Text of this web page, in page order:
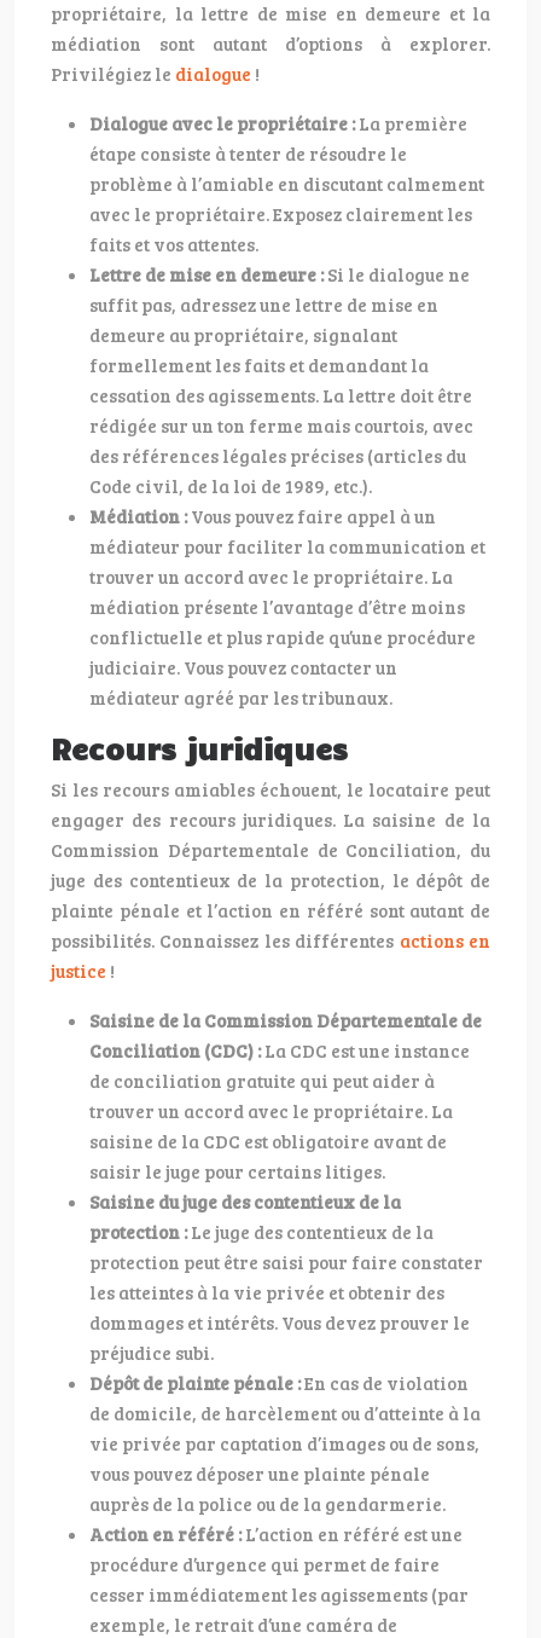
propriétaire, la lettre de mise en demeure et la
médiation sont autant d’options à explorer.
Privilégiez le dialogue !
Dialogue avec le propriétaire :La première
étape consiste à tenter de résoudre le
problème à l’amiable en discutant calmement
avec le propriétaire. Exposez clairement les
faits et vos attentes.
Lettre de mise en demeure :Si le dialogue ne
suffit pas, adressez une lettre de mise en
demeure au propriétaire, signalant
formellement les faits et demandant la
cessation des agissements. La lettre doit être
rédigée sur un ton ferme mais courtois, avec
des références légales précises (articles du
Code civil, de la loi de 1989, etc.).
Médiation :Vous pouvez faire appel à un
médiateur pour faciliter la communication et
trouver un accord avec le propriétaire. La
médiation présente l’avantage d’être moins
conflictuelle et plus rapide qu’une procédure
judiciaire. Vous pouvez contacter un
médiateur agréé par les tribunaux.
Recours juridiques
Si les recours amiables échouent, le locataire peut
engager des recours juridiques. La saisine de la
Commission Départementale de Conciliation, du
juge des contentieux de la protection, le dépôt de
plainte pénale et l’action en référé sont autant de
possibilités. Connaissez les différentes actions en
justice !
Saisine de la Commission Départementale de
Conciliation (CDC) :La CDC est une instance
de conciliation gratuite qui peut aider à
trouver un accord avec le propriétaire. La
saisine de la CDC est obligatoire avant de
saisir le juge pour certains litiges.
Saisine du juge des contentieux de la
protection :Le juge des contentieux de la
protection peut être saisi pour faire constater
les atteintes à la vie privée et obtenir des
dommages et intérêts. Vous devez prouver le
préjudice subi.
Dépôt de plainte pénale :En cas de violation
de domicile, de harcèlement ou d’atteinte à la
vie privée par captation d’images ou de sons,
vous pouvez déposer une plainte pénale
auprès de la police ou de la gendarmerie.
Action en référé :L’action en référé est une
procédure d’urgence qui permet de faire
cesser immédiatement les agissements (par
exemple, le retrait d’une caméra de